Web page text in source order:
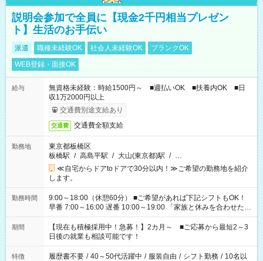
説明会参加で全員に【現金2千円相当プレゼン
ト】生活のお手伝い
派遣 職種未経験OK 社会人未経験OK
ブランクOK
WEB登録・面接OK
給与
無資格未経験：時給1500円～ ■週払いOK ■扶養内OK ■日
収1万2000円以上
交通費別途支給あり
交通費 交通費全額支給
勤務地
東京都板橋区
板橋駅 / 高島平駅 / 大山(東京都)駅 / …
≪自宅からドアtoドアで30分以内！≫ご希望の勤務地を紹介
します。
勤務時間
9:00～18:00（休憩60分） ■ご希望があれば下記シフトもOK！
早番 7:00～16:00 遅番 10:00～19:00 「家族と休みを合わせた
い」 「余裕を持って夕飯の準備がしたい」 「できれば残業はし
たくない」 など、ご希望を教えてくださいね。 ※Wワーク希望
の方へ 今ご覧のお仕事で希望する勤務時間と、もう1つのお仕事
の勤務時間。 合計で週40時間を超える場合は応募できません。
期間
【現在も積極採用中！急募！】2カ月～ ■ご応募から最短2～3
日後の就業も相談可能です！
特徴 履歴書不要 / 40～50代活躍中 / 服装自由 / シフト勤務 / 10名以